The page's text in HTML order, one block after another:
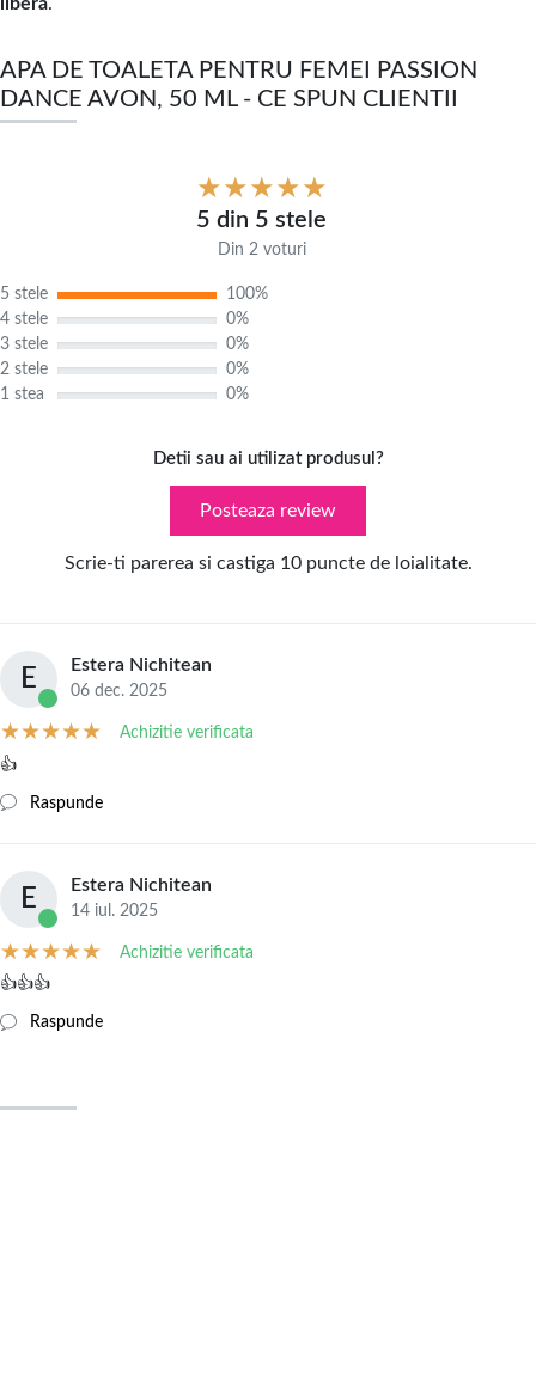
APA DE TOALETA PENTRU FEMEI PASSION
DANCE AVON, 50 ML - CE SPUN CLIENTII
5 din 5 stele
Din 2 voturi
5 stele
100%
4 stele
0%
3 stele
0%
2 stele
0%
1 stea
0%
Detii sau ai utilizat produsul?
Posteaza review
Scrie-ti parerea si castiga 10 puncte de loialitate.
E Estera Nichitean
06 dec. 2025
Achizitie verificata
👍
Raspunde
E Estera Nichitean
14 iul. 2025
Achizitie verificata
👍👍👍
Raspunde